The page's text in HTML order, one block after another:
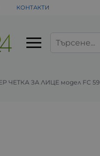
КОНТАКТИ
ЧЕТКА ЗА ЛИЦЕ модел FC 59